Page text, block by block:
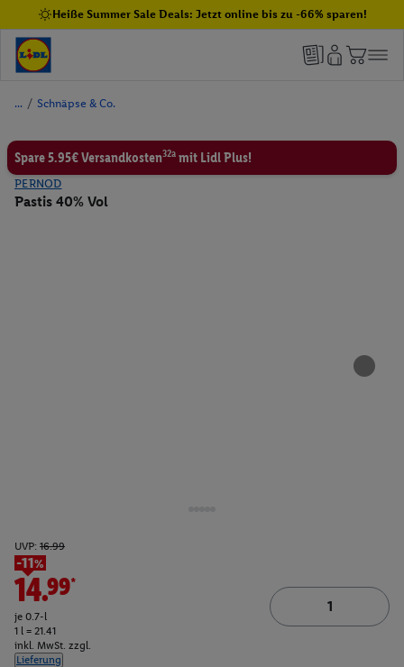
Heiße Summer Sale Deals: Jetzt online bis zu -66% sparen!
/ Schnäpse & Co.
Spare 5.95€ Versandkosten32a mit Lidl Plus!
PERNOD
Pastis 40% Vol
UVP: 16.99
-11%
14.99*
je 0.7-l
1 l = 21.41
inkl. MwSt. zzgl.
Lieferung